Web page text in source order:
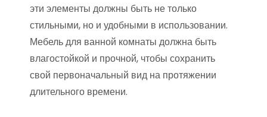
эти элементы должны быть не только
стильными, но и удобными в использовании.
Мебель для ванной комнаты должна быть
влагостойкой и прочной, чтобы сохранить
свой первоначальный вид на протяжении
длительного времени.